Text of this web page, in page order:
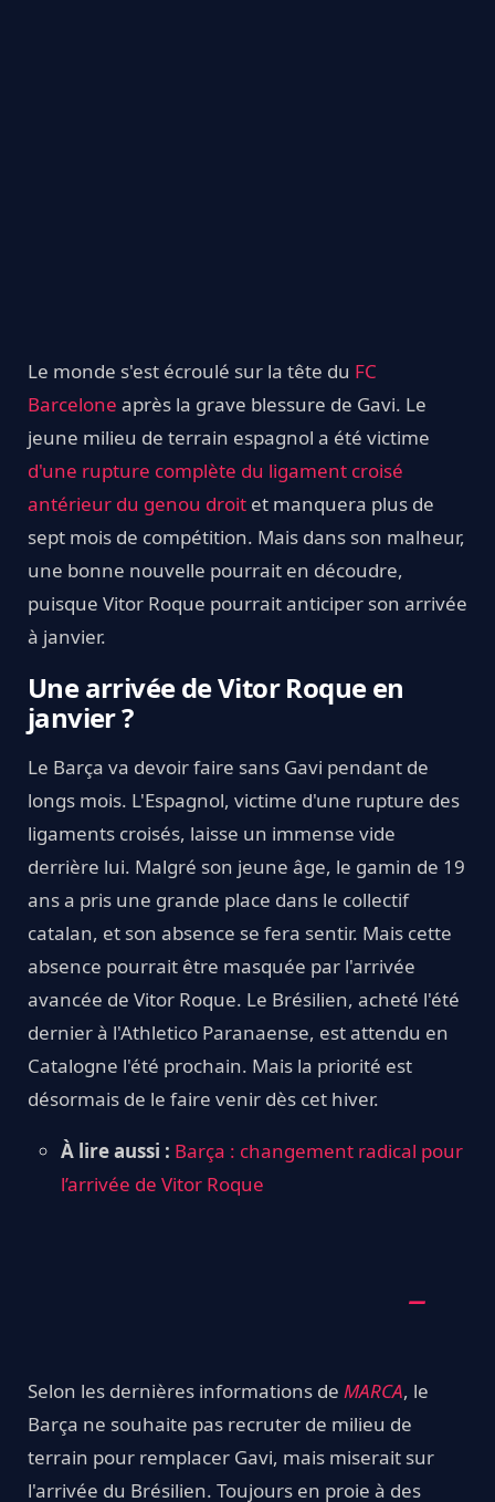
Le monde s'est écroulé sur la tête du FC
Barcelone après la grave blessure de Gavi. Le
jeune milieu de terrain espagnol a été victime
d'une rupture complète du ligament croisé
antérieur du genou droit et manquera plus de
sept mois de compétition. Mais dans son malheur,
une bonne nouvelle pourrait en découdre,
puisque Vitor Roque pourrait anticiper son arrivée
à janvier.
Une arrivée de Vitor Roque en
janvier ?
Le Barça va devoir faire sans Gavi pendant de
longs mois. L'Espagnol, victime d'une rupture des
ligaments croisés, laisse un immense vide
derrière lui. Malgré son jeune âge, le gamin de 19
ans a pris une grande place dans le collectif
catalan, et son absence se fera sentir. Mais cette
absence pourrait être masquée par l'arrivée
avancée de Vitor Roque. Le Brésilien, acheté l'été
dernier à l'Athletico Paranaense, est attendu en
Catalogne l'été prochain. Mais la priorité est
désormais de le faire venir dès cet hiver.
À lire aussi : Barça : changement radical pour
l’arrivée de Vitor Roque
Selon les dernières informations de MARCA, le
Barça ne souhaite pas recruter de milieu de
terrain pour remplacer Gavi, mais miserait sur
l'arrivée du Brésilien. Toujours en proie à des